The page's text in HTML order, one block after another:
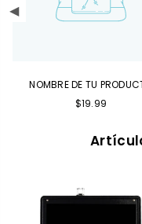
NOMBRE DE TU
Precio
$19.99